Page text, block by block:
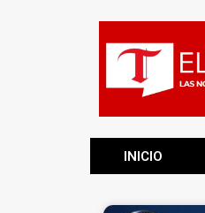
INICIO